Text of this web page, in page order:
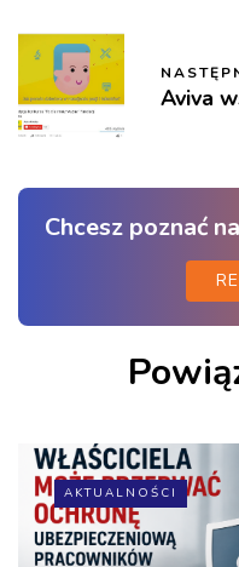
Aviva
Chcesz poznać
AKTUALNOŚCI